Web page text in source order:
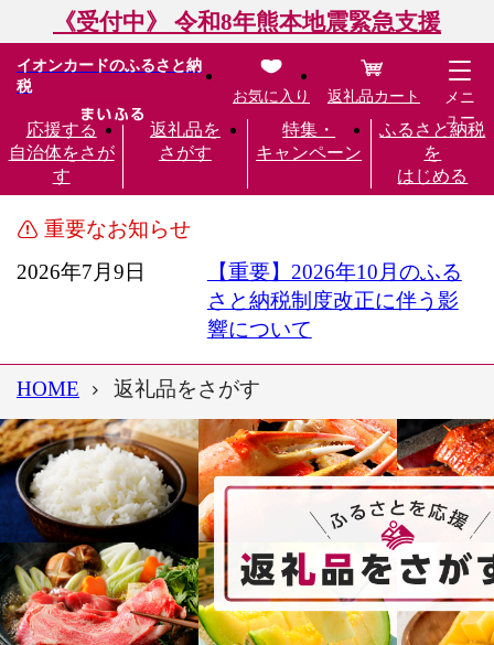
《受付中》 令和8年熊本地震緊急支援
イオンカードのふるさと納
税
応援する
自治体をさが
す
返礼品を
さがす
特集・
キャンペーン
ふるさと納税
を
はじめる
お気に入り 返礼品カート
メニ
ュー
重要なお知らせ
2026年7月9日
【重要】2026年10月のふる
さと納税制度改正に伴う影
響について
HOME 返礼品をさがす